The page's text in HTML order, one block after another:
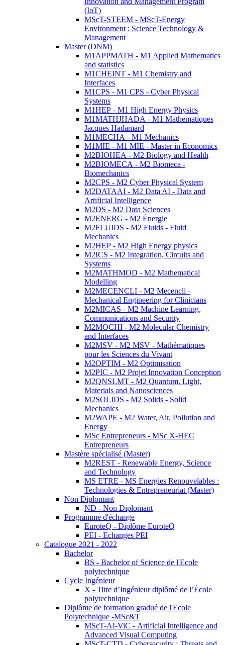
(IoT)
MScT-STEEM - MScT-Energy
Environment : Science Technology &
Management
Master (DNM)
M1APPMATH - M1 Applied Mathematics
and statistics
M1CHEINT - M1 Chemistry and
Interfaces
M1CPS - M1 CPS - Cyber Physical
Systems
M1HEP - M1 High Energy Physics
M1MATHJHADA - M1 Mathematiques
Jacques Hadamard
M1MECHA - M1 Mechanics
M1MIE - M1 MIE - Master in Economics
M2BIOHEA - M2 Biology and Health
M2BIOMECA - M2 Biomeca -
Biomechanics
M2CPS - M2 Cyber Physical System
M2DATAAI - M2 Data AI - Data and
Artificial Intelligence
M2DS - M2 Data Sciences
M2ENERG - M2 Énergie
M2FLUIDS - M2 Fluids - Fluid
Mechanics
M2HEP - M2 High Energy physics
M2ICS - M2 Integration, Circuits and
Systems
M2MATHMOD - M2 Mathematical
Modelling
M2MECENCLI - M2 Mecencli -
Mechanical Engineering for Clinicians
M2MICAS - M2 Machine Learning,
Communications and Security
M2MOCHI - M2 Molecular Chemistry
and Interfaces
M2MSV - M2 MSV - Mathématiques
pour les Sciences du Vivant
M2OPTIM - M2 Optimisation
M2PIC - M2 Projet Innovation Conception
M2QNSLMT - M2 Quantum, Light,
Materials and Nanosciences
M2SOLIDS - M2 Solids - Solid
Mechanics
M2WAPE - M2 Water, Air, Pollution and
Energy
MSc Entrepreneurs - MSc X-HEC
Entrepreneurs
Mastère spécialisé (Master)
M2REST - Renewable Energy, Science
and Technology
MS ETRE - MS Energies Renouvelables :
Technologies & Entrepreneuriat (Master)
Non Diplomant
ND - Non Diplomant
Programme d'échange
EuroteQ - Diplôme EuroteQ
PEI - Echanges PEI
Catalogue 2021 - 2022
Bachelor
BS - Bachelor of Science de l'Ecole
polytechnique
Cycle Ingénieur
X - Titre d’Ingénieur diplômé de l’École
polytechnique
Diplôme de formation gradué de l'Ecole
Polytechnique -MSc&T
MScT-AI-ViC - Artificial Intelligence and
Advanced Visual Computing